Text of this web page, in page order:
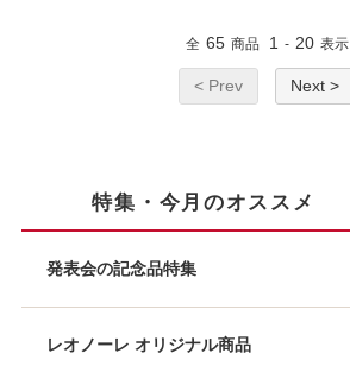
全 65 商品 1 - 20 表示
< Prev Next >
特集・今月のオススメ
発表会の記念品特集
レオノーレ オリジナル商品